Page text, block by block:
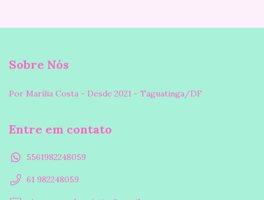
Sobre Nós
Por Marília Costa - Desde 2021 - Taguatinga/DF
Entre em contato
5561982248059
61 982248059